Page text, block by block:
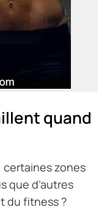
quand
zones
que d’autres
du fitness ?